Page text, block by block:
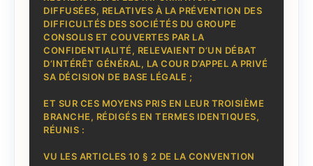
DIFFUSÉES, RELATIVES À LA PRÉVENTION DES
DIFFICULTÉS DES SOCIÉTÉS DU GROUPE
CONSOLIS ET COUVERTES PAR LA
CONFIDENTIALITÉ, RELEVAIENT D’UN DÉBAT
D’INTÉRÊT GÉNÉRAL, LA COUR D’APPEL A PRIVÉ
SA DÉCISION DE BASE LÉGALE ;
ET SUR CES MOYENS PRIS EN LEUR TROISIÈME
BRANCHE, RÉDIGÉS EN TERMES IDENTIQUES,
RÉUNIS :
VU LES ARTICLES 10 § 2 DE LA CONVENTION